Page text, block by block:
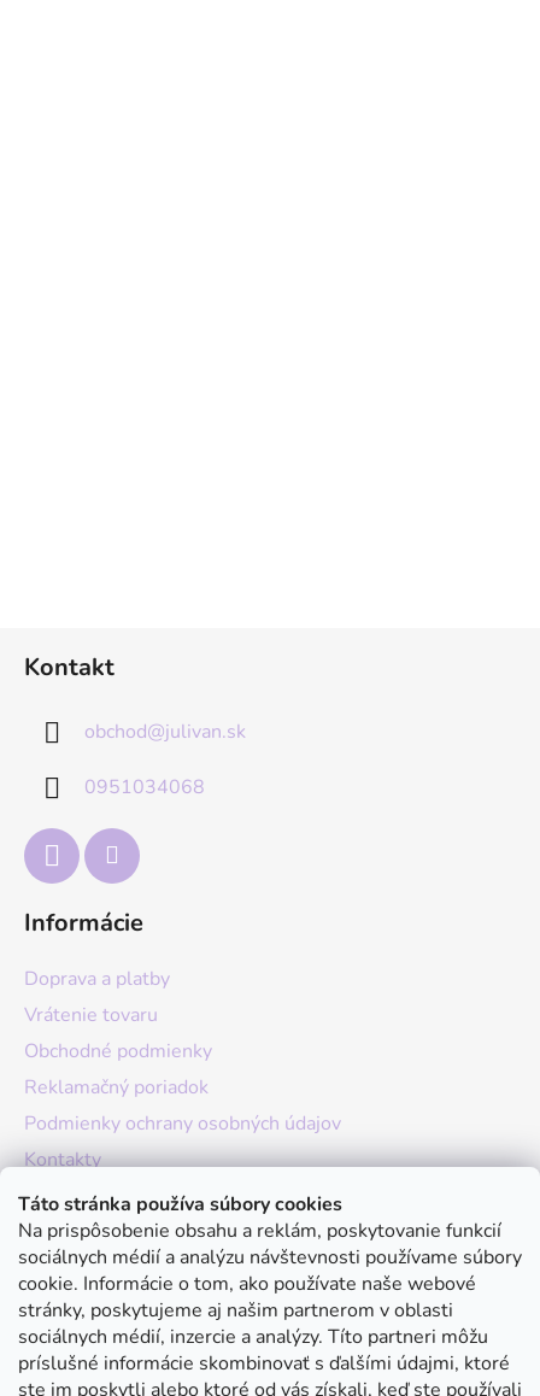
Táto stránka používa súbory cookies
Na prispôsobenie obsahu a reklám, poskytovanie funkcií
sociálnych médií a analýzu návštevnosti používame súbory
cookie. Informácie o tom, ako používate naše webové
stránky, poskytujeme aj našim partnerom v oblasti
sociálnych médií, inzercie a analýzy. Títo partneri môžu
príslušné informácie skombinovať s ďalšími údajmi, ktoré
ste im poskytli alebo ktoré od vás získali, keď ste používali
Kontakt
obchod@julivan.sk
0951034068
Informácie
Doprava a platby
Vrátenie tovaru
Obchodné podmienky
Reklamačný poriadok
Podmienky ochrany osobných údajov
Kontakty
O nás
Hodnotenie obchodu
Moja objednávka
Instagram